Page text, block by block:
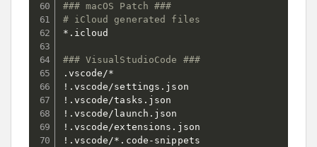
### macOS Patch ###
# iCloud generated files
*.icloud
### VisualStudioCode ###
.vscode/*
!.vscode/settings.json
!.vscode/tasks.json
!.vscode/launch.json
!.vscode/extensions.json
!.vscode/*.code-snippets